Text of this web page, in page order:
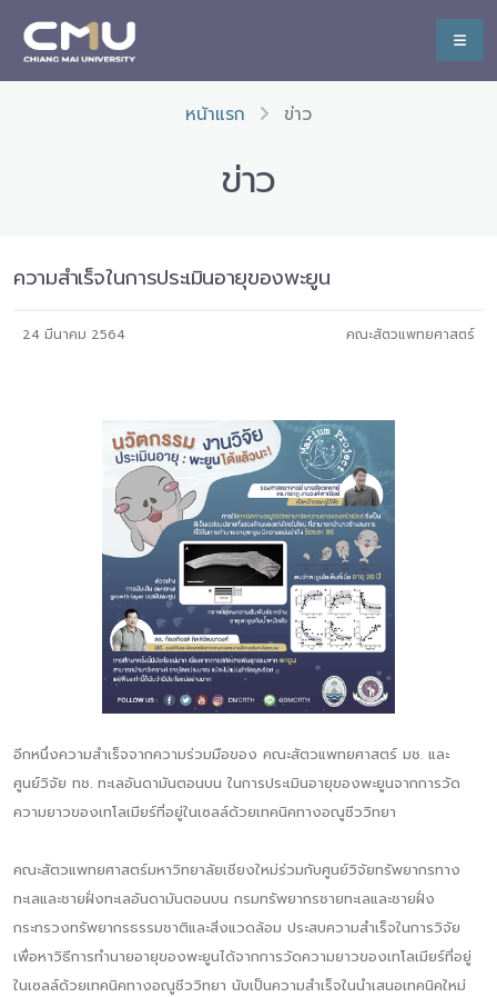
หน้าแรก ข่าว
ข่าว
ความสำเร็จในการประเมินอายุของพะยูน
24 มีนาคม 2564 คณะสัตวแพทยศาสตร์
อีกหนึ่งความสำเร็จจากความร่วมมือของ คณะสัตวแพทยศาสตร์ มช. และ
ศูนย์วิจัย ทช. ทะเลอันดามันตอนบน ในการประเมินอายุของพะยูนจากการวัด
ความยาวของเทโลเมียร์ที่อยู่ในเซลล์ด้วยเทคนิคทางอณูชีววิทยา
คณะสัตวแพทยศาสตร์มหาวิทยาลัยเชียงใหม่ร่วมกับศูนย์วิจัยทรัพยากรทาง
ทะเลและชายฝั่งทะเลอันดามันตอนบน กรมทรัพยากรชายทะเลและชายฝั่ง
กระทรวงทรัพยากรธรรมชาติและสิ่งแวดล้อม ประสบความสำเร็จในการวิจัย
เพื่อหาวิธีการทำนายอายุของพะยูนได้จากการวัดความยาวของเทโลเมียร์ที่อยู่
ในเซลล์ด้วยเทคนิคทางอณูชีววิทยา นับเป็นความสำเร็จในนำเสนอเทคนิคใหม่